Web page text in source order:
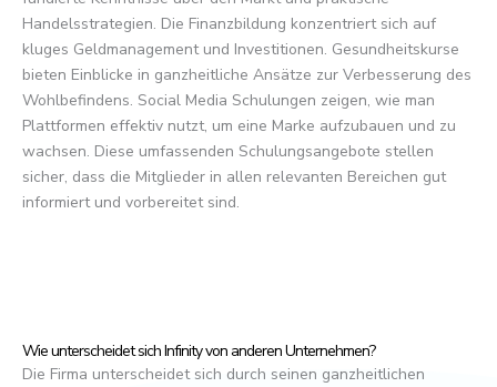
Handelsstrategien. Die Finanzbildung konzentriert sich auf
kluges Geldmanagement und Investitionen. Gesundheitskurse
bieten Einblicke in ganzheitliche Ansätze zur Verbesserung des
Wohlbefindens. Social Media Schulungen zeigen, wie man
Plattformen effektiv nutzt, um eine Marke aufzubauen und zu
wachsen. Diese umfassenden Schulungsangebote stellen
sicher, dass die Mitglieder in allen relevanten Bereichen gut
informiert und vorbereitet sind.
Wie unterscheidet sich Infinity von anderen Unternehmen?
Die Firma unterscheidet sich durch seinen ganzheitlichen